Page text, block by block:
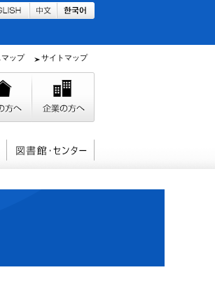
マップ サイトマップ